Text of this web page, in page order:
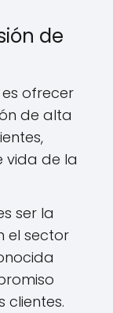
de
ofrecer
de alta
vida de la
ser la
el sector
clientes.